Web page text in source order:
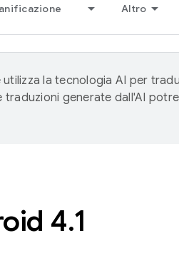
Altro
la tecnologia AI per
traduzioni generate dall'AI
4.1